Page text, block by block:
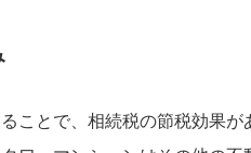
ことで、相続税の節税効果